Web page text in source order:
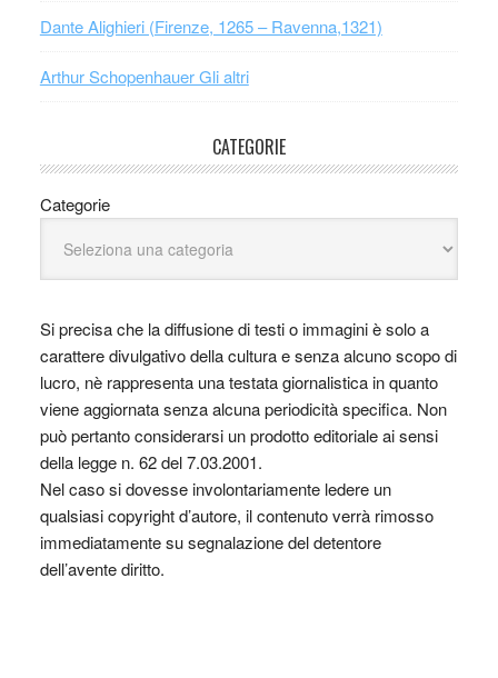
Dante Alighieri (Firenze, 1265 – Ravenna,1321)
Arthur Schopenhauer Gli altri
CATEGORIE
Categorie
Si precisa che la diffusione di testi o immagini è solo a
carattere divulgativo della cultura e senza alcuno scopo di
lucro, nè rappresenta una testata giornalistica in quanto
viene aggiornata senza alcuna periodicità specifica. Non
può pertanto considerarsi un prodotto editoriale ai sensi
della legge n. 62 del 7.03.2001.
Nel caso si dovesse involontariamente ledere un
qualsiasi copyright d’autore, il contenuto verrà rimosso
immediatamente su segnalazione del detentore
dell’avente diritto.